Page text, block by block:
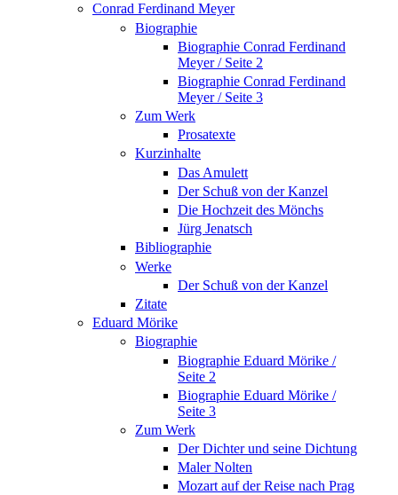
Conrad Ferdinand Meyer
Biographie
Biographie Conrad Ferdinand
Meyer / Seite 2
Biographie Conrad Ferdinand
Meyer / Seite 3
Zum Werk
Prosatexte
Kurzinhalte
Das Amulett
Der Schuß von der Kanzel
Die Hochzeit des Mönchs
Jürg Jenatsch
Bibliographie
Werke
Der Schuß von der Kanzel
Zitate
Eduard Mörike
Biographie
Biographie Eduard Mörike /
Seite 2
Biographie Eduard Mörike /
Seite 3
Zum Werk
Der Dichter und seine Dichtung
Maler Nolten
Mozart auf der Reise nach Prag